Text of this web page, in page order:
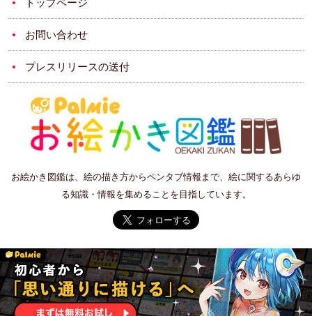
お問い合わせ
プレスリリースの送付
お絵かき図鑑は、絵の描き方からペンタブ情報まで、絵に関するあらゆ
る知識・情報を集めることを目指しています。